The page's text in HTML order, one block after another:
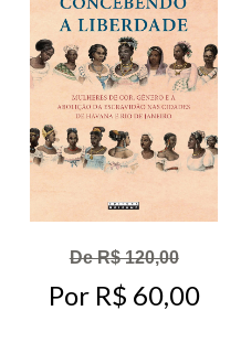
De R$ 120,00
Por R$ 60,00